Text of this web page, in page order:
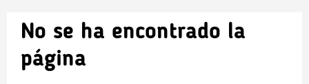
No se ha encontrado la
página